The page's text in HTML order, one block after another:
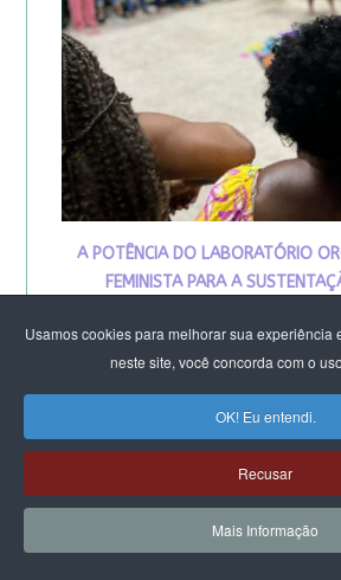
Usamos cookies para melhorar sua experiência
neste site, você concorda com o
OK! Eu entendi.
Recusar
Mais Informação
A POTÊNCIA DO LABORATÓRIO
FEMINISTA PARA A